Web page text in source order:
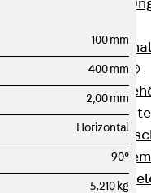
Zurück
RAPIDOBAT®
Schalrohre
Zurück
100 mm
400 mm
2,00 mm
Horizontal
90°
5,210 kg